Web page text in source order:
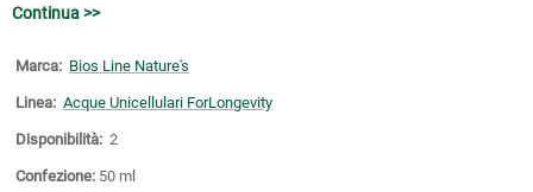
Continua >>
Marca: Bios Line Nature's
Linea: Acque Unicellulari ForLongevity
Disponibilità: 2
Confezione: 50 ml